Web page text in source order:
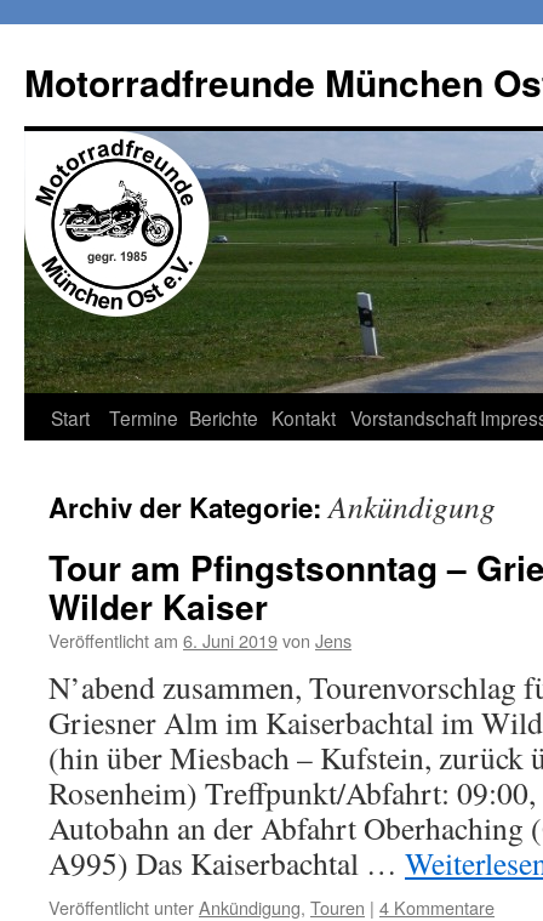
springen
Motorradfreunde München
Start Termine Berichte Kontakt Vorstandschaft
Archiv der Kategorie:Ankündigung
Tour am Pfingstsonntag –
Wilder Kaiser
Veröffentlicht am 6. Juni 2019von Jens
N’abend zusammen, Tourenvorschlag
Griesner Alm im Kaiserbachtal im
(hin über Miesbach – Kufstein, zurück
Rosenheim) Treffpunkt/Abfahrt:
Autobahn an der Abfahrt Oberhaching
A995) Das Kaiserbachtal …
Veröffentlicht unterAnkündigung, Touren | 4 Kommentare